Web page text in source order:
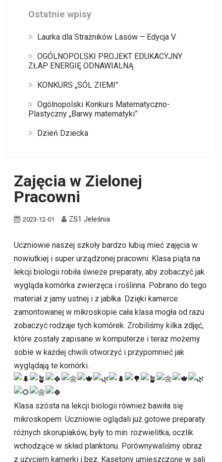
Ostatnie wpisy
Laurka dla Strażników Lasów – Edycja V
OGÓLNOPOLSKI PROJEKT EDUKACYJNY
ZŁAP ENERGIĘ ODNAWIALNĄ
KONKURS „SÓL ZIEMI”
Ogólnopolski Konkurs Matematyczno-
Plastyczny „Barwy matematyki”
Dzień Dziecka
Zajęcia w Zielonej
Pracowni
2023-12-01 ZS1 Jeleśnia
Uczniowie naszej szkoły bardzo lubią mieć zajęcia w
nowiutkiej i super urządzonej pracowni. Klasa piąta na
lekcji biologii robiła świeże preparaty, aby zobaczyć jak
wygląda komórka zwierzęca i roślinna. Pobrano do tego
materiał z jamy ustnej i z jabłka. Dzięki kamerce
zamontowanej w mikroskopie cała klasa mogła od razu
zobaczyć rodzaje tych komórek. Zrobiliśmy kilka zdjęć,
które zostały zapisane w komputerze i teraz możemy
sobie w każdej chwili otworzyć i przypomnieć jak
wyglądają te komórki.
Klasa szósta na lekcji biologii również bawiła się
mikroskopem. Uczniowie oglądali już gotowe preparaty
różnych skorupiaków, były to min. rozwielitka, oczlik
wchodzące w skład planktonu. Porównywaliśmy obraz
z użyciem kamerki i bez. Kasetony umieszczone w sali